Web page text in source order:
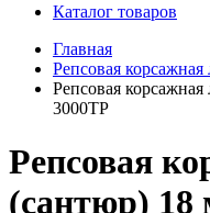
Каталог товаров
Главная
Репсовая
Репсовая
3000ТР
Репсовая
(сантюр) 18